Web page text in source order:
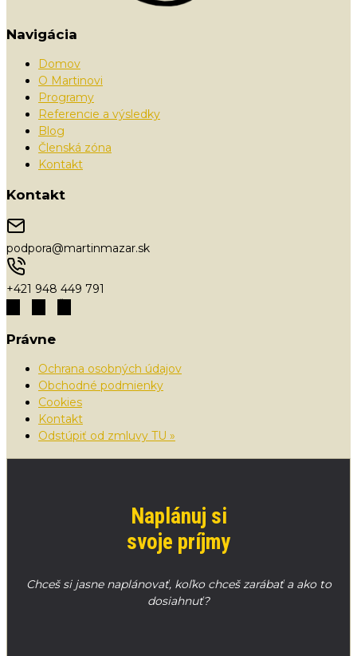
Navigácia
Domov
O Martinovi
Programy
Referencie a výsledky
Blog
Členská zóna
Kontakt
Kontakt
podpora@martinmazar.sk
+421 948 449 791
Právne
Ochrana osobných údajov
Obchodné podmienky
Cookies
Kontakt
Odstúpiť od zmluvy TU »
Naplánuj si
svoje príjmy
Chceš si jasne naplánovať, koľko chceš zarábať a ako to
dosiahnuť?